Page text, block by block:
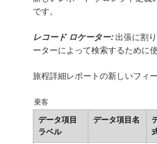
です。
レコード ロケーター:出張に割
ーターによって検索するために
旅程詳細レポートの新しいフィ
乗客
データ項目
ラベル
データ項目名